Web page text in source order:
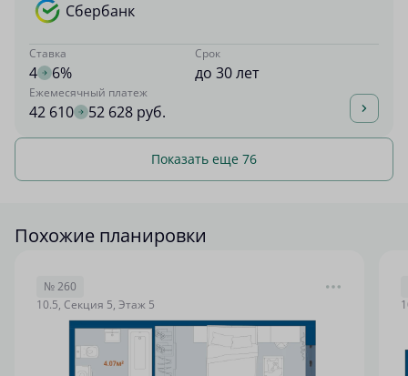
Сбербанк
Ставка
4 6%
Срок
до 30 лет
Ежемесячный платеж
42 610 52 628 руб.
Показать еще 76
Похожие планировки
№ 260
10.5, Секция 5, Этаж 5